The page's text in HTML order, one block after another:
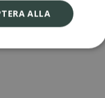
eller för att
ALLA